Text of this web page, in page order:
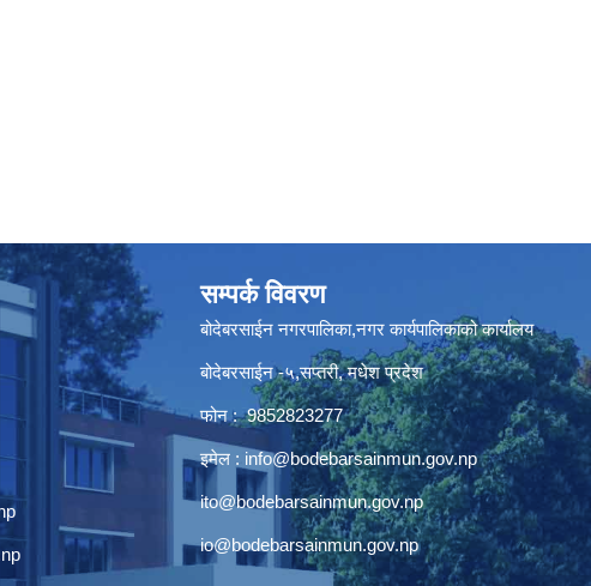
सम्पर्क विवरण
बोदेबरसाईन नगरपालिका,नगर कार्यपालिकाको कार्यालय
बोदेबरसाईन -५,सप्तरी, मधेश प्रदेश
फोन : 9852823277
इमेल : info@bodebarsainmun.gov.np
ito@bodebarsainmun.gov.np
io@bodebarsainmun.gov.np